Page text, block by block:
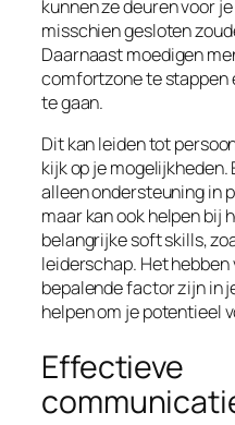
kunnen ze deuren voor
misschien gesloten
Daarnaast moedigen
comfortzone te stappen
te gaan.
Dit kan leiden tot
kijk op je
alleen ondersteuning in
maar kan ook helpen bij
belangrijke soft skills,
leiderschap. Het
bepalende factor zijn in
helpen om je potentieel
Effectieve